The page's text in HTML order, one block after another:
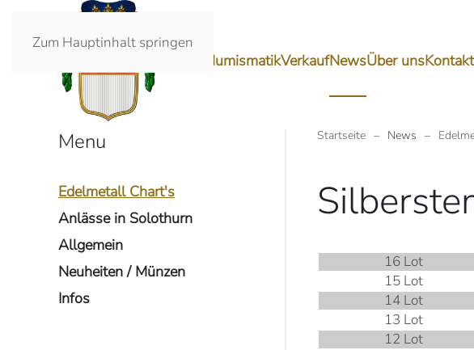
Zum Hauptinhalt springen
NumismatikVerkaufNewsÜber unsKontakt
Startseite News
16 Lot
15 Lot
14 Lot
13 Lot
12 Lot
Menu
Edelmetall Chart's
Anlässe in Solothurn
Allgemein
Neuheiten / Münzen
Infos